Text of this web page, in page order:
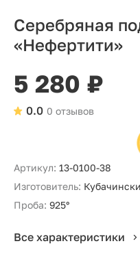
Серебряная
«Нефертити»
5 280 ₽
0 отзывов
0.0
Артикул: 13-0100-38
Изготовитель:
Проба: 925°
Все характеристики